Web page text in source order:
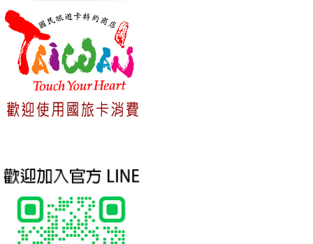
台北新北蘆洲永繹電動車可愛
馬18吋電動輔助自行車 CHT-
027